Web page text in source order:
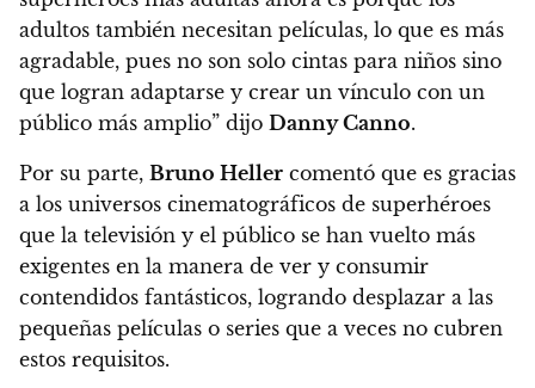
adultos también necesitan películas, lo que es más
agradable, pues no son solo cintas para niños sino
que logran adaptarse y crear un vínculo con un
público más amplio” dijo Danny Canno.
Por su parte, Bruno Heller comentó que es gracias
a los universos cinematográficos de superhéroes
que la televisión y el público se han vuelto más
exigentes en la manera de ver y consumir
contendidos fantásticos, logrando desplazar a las
pequeñas películas o series que a veces no cubren
estos requisitos.